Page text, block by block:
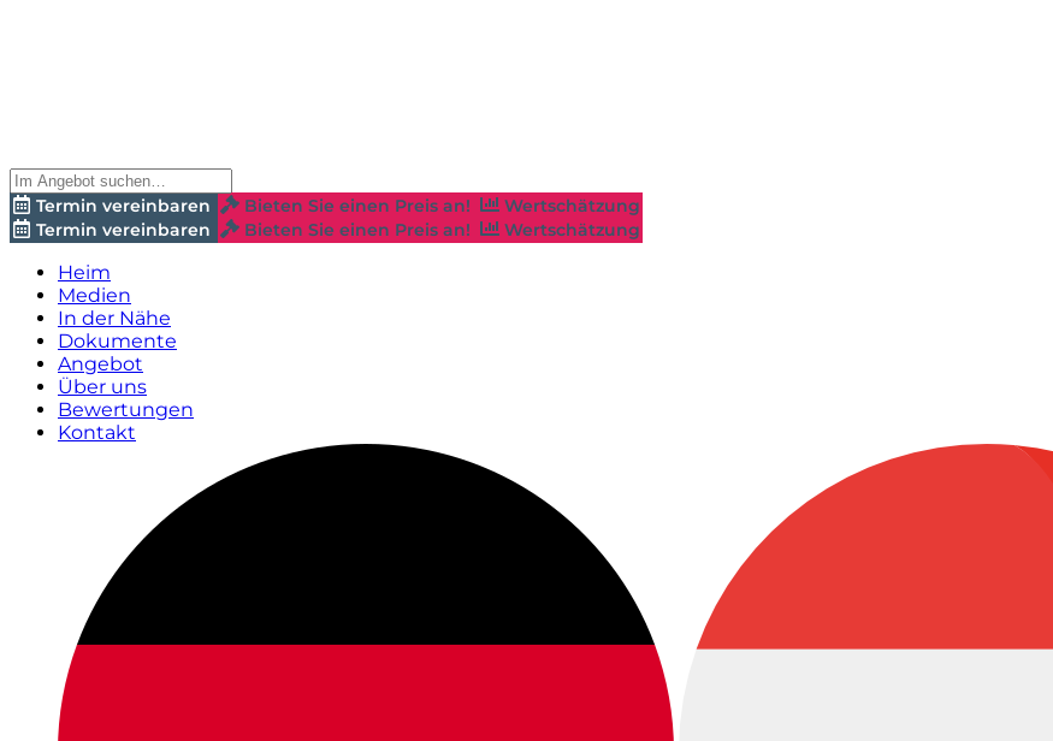
Termin vereinbaren Bieten Sie einen Preis an!
Wertschätzung
Termin vereinbaren
Bieten Sie einen Preis an! Wertschätzung
Heim
Medien
In der Nähe
Dokumente
Angebot
Über uns
Bewertungen
Kontakt